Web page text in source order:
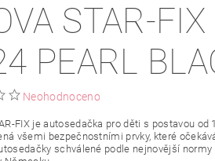
NAPIŠTE NÁM KONTAKTY
STAR-FIX
PEARL
Neohodnoceno
FIX je autosedačka pro děti s postavou od
všemi bezpečnostními prvky, které
schválené podle nejnovější normy